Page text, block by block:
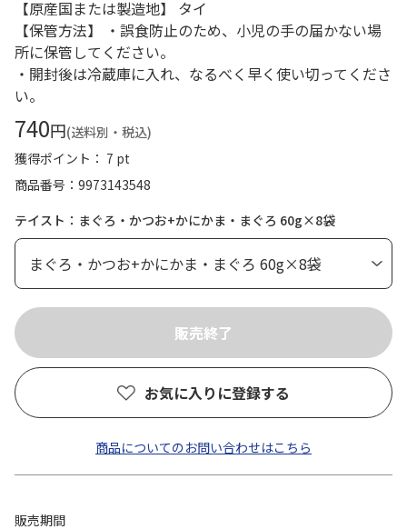
【原産国または製造地】 タイ
【保管方法】 ・誤食防止のため、小児の手の届かない場
所に保管してください。
・開封後は冷蔵庫に入れ、なるべく早く使い切ってくださ
い。
740円(送料別・税込)
獲得ポイント： 7 pt
商品番号
9973143548
テイスト：まぐろ・かつお+かにかま・まぐろ 60g×8袋
お気に入りに登録する
商品についてのお問い合わせはこちら
販売期間